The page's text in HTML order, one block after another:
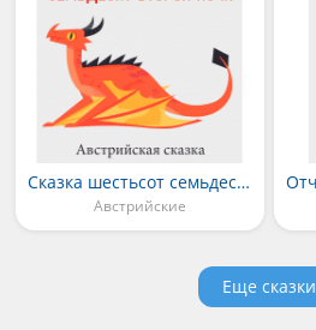
Сказка шестьсот семьдесят второй ночи
Австрийские
Еще сказки